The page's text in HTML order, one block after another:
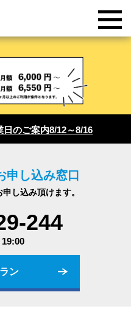
日のご案内8/12～8/16
申し込み窓口
し込み頂けます。
244
ン